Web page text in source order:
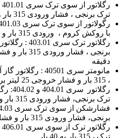
ترک برنجی ، فشار ورودی 315 بار و فشار خروجی 16-0 بار
با روکش کروم ، ورودی 315 بار و خروجی 16-0 بار
رگلاتور ترک
دقیقه
مانومتر سری
، 315 بار و فشار خروجی 25 لیتر بر دقیقه
ترک برنجی، فشار ورودی 315 بار و فشار خروجی تا 25 بار
برنجی، فشار ورودی 315 بار و فشار خروجی 40 بار